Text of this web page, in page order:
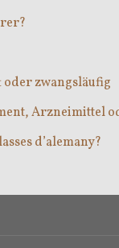
oder zwangsläufig
Arzneimittel
d’alemany?